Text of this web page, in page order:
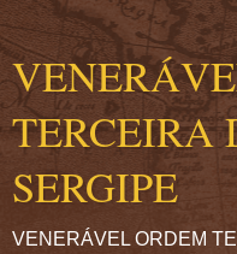
TERCEIRA
SERGIPE
VENERÁVEL ORDEM